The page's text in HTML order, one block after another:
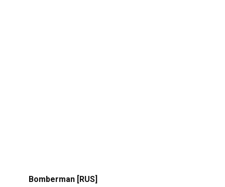
Bomberman [RUS]